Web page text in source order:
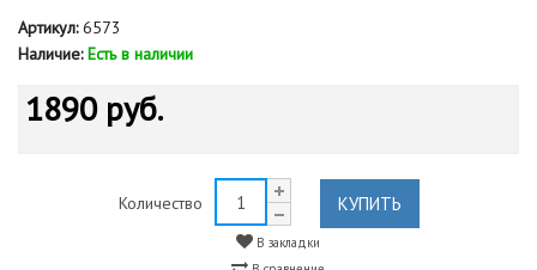
Артикул:6573
Наличие: Есть в наличии
1890 руб.
Количество КУПИТЬ
В закладки